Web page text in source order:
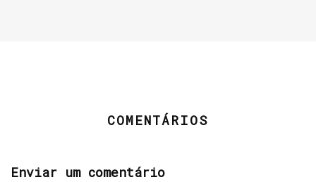
COMENTÁRIOS
Enviar um comentário